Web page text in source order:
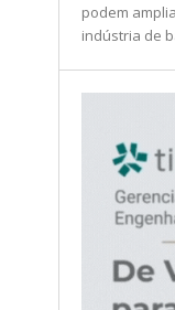
podem
indústria de